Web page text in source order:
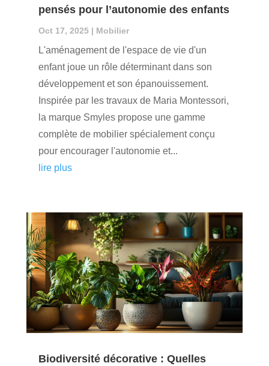
pensés pour l’autonomie des enfants
Oct 17, 2025| Mobilier
L'aménagement de l'espace de vie d'un
enfant joue un rôle déterminant dans son
développement et son épanouissement.
Inspirée par les travaux de Maria Montessori,
la marque Smyles propose une gamme
complète de mobilier spécialement conçu
pour encourager l'autonomie et...
lire plus
Biodiversité décorative : Quelles